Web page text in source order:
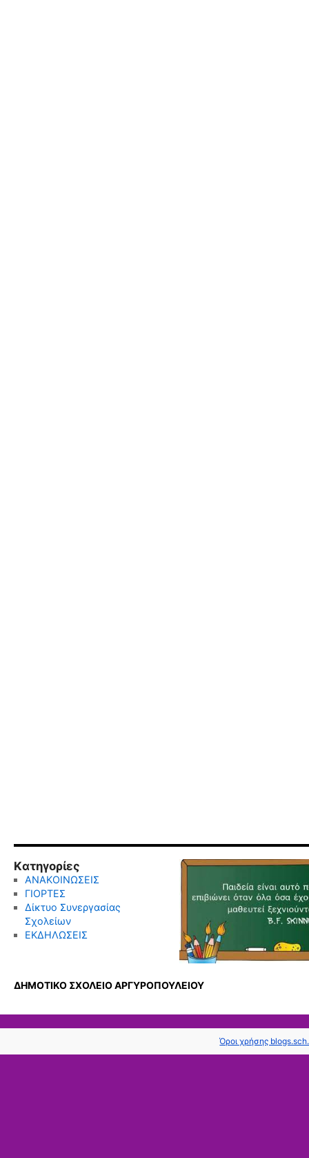
Kατηγορίες
ΑΝΑΚΟΙΝΩΣΕΙΣ
ΓΙΟΡΤΕΣ
Δίκτυο Συνεργασίας
Σχολείων
ΕΚΔΗΛΩΣΕΙΣ
ΔΗΜΟΤΙΚΟ ΣΧΟΛΕΙΟ ΑΡΓΥΡΟΠΟΥΛΕΙΟΥ
Όροι χρήσης